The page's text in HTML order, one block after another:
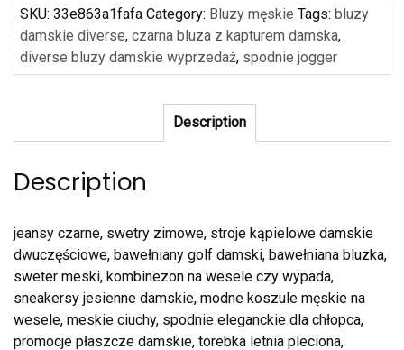
SKU: 33e863a1fafa Category: Bluzy męskie Tags: bluzy
damskie diverse, czarna bluza z kapturem damska,
diverse bluzy damskie wyprzedaż, spodnie jogger
Description
Description
jeansy czarne, swetry zimowe, stroje kąpielowe damskie
dwuczęściowe, bawełniany golf damski, bawełniana bluzka,
sweter meski, kombinezon na wesele czy wypada,
sneakersy jesienne damskie, modne koszule męskie na
wesele, meskie ciuchy, spodnie eleganckie dla chłopca,
promocje płaszcze damskie, torebka letnia pleciona,